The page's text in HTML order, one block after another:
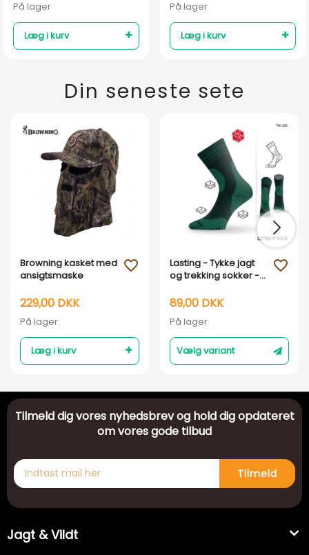
På lager
Læg i kurv
På lager
Læg i kurv
Din seneste sete
Browning kasket med
ansigtsmaske
229,00 DKK
På lager
Læg i kurv
favorite_outline
Lasting - Tykke jagt
og trekking sokker -
89,00 DKK
På lager
Vælg variant
favorite_outline
Tilmeld dig vores nyhedsbrev og hold dig opdateret
om vores gode tilbud
Tilmeld
Jagt & Vildt